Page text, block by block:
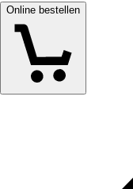
Online bestellen